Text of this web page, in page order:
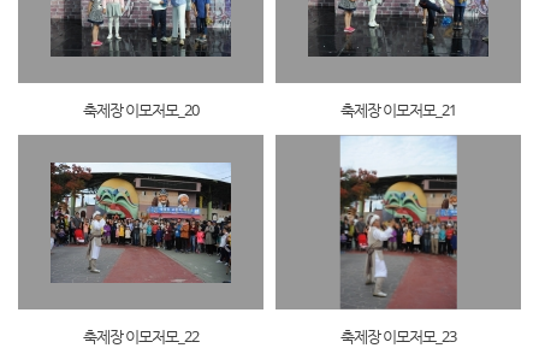
축제장 이모저모_20 축제장 이모저모_21
축제장 이모저모_22 축제장 이모저모_23